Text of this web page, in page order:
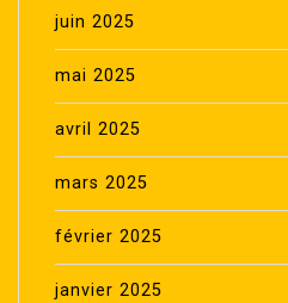
juin 2025
mai 2025
avril 2025
mars 2025
février 2025
janvier 2025